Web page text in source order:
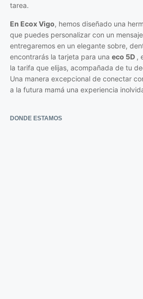
tarea.
En Ecox Vigo, hemos diseñado una
que puedes personalizar con un
entregaremos en un elegante sobre,
encontrarás la tarjeta para una eco 5D ,
la tarifa que elijas, acompañada de tu
Una manera excepcional de conectar
a la futura mamá una experiencia
DONDE ESTAMOS